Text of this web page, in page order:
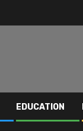
EDUCATION